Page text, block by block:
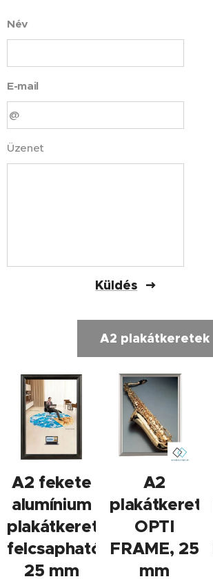
Név
E-mail
Üzenet
Küldés
A2 plakátkeretek
A2 fekete
alumínium
plakátkeret,
felcsapható,
25 mm
A2
plakátkeret
OPTI
FRAME, 25
mm